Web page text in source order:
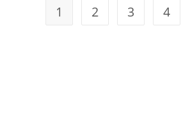
1 2 3 4